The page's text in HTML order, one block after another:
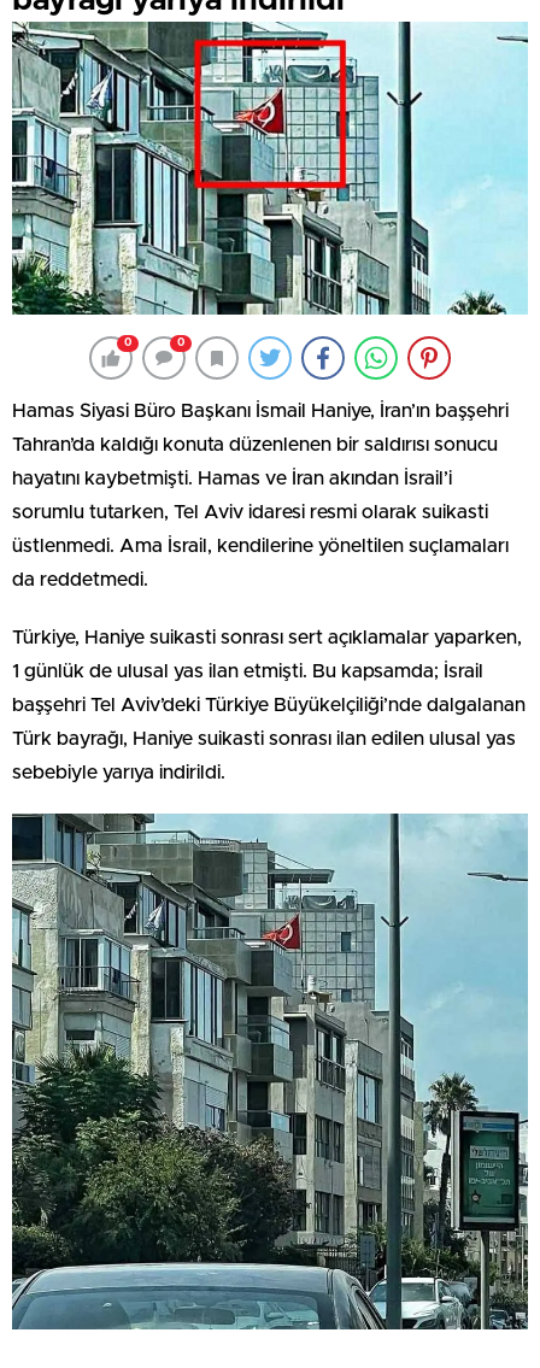
0 0
Hamas Siyasi Büro Başkanı İsmail Haniye, İran’ın başşehri
Tahran’da kaldığı konuta düzenlenen bir saldırısı sonucu
hayatını kaybetmişti. Hamas ve İran akından İsrail’i
sorumlu tutarken, Tel Aviv idaresi resmi olarak suikasti
üstlenmedi. Ama İsrail, kendilerine yöneltilen suçlamaları
da reddetmedi.
Türkiye, Haniye suikasti sonrası sert açıklamalar yaparken,
1 günlük de ulusal yas ilan etmişti. Bu kapsamda; İsrail
başşehri Tel Aviv’deki Türkiye Büyükelçiliği’nde dalgalanan
Türk bayrağı, Haniye suikasti sonrası ilan edilen ulusal yas
sebebiyle yarıya indirildi.